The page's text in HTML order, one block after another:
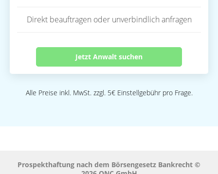
Direkt beauftragen oder unverbindlich anfragen
Jetzt Anwalt suchen
Alle Preise inkl. MwSt. zzgl. 5€ Einstellgebühr pro Frage.
Prospekthaftung nach dem Börsengesetz Bankrecht ©